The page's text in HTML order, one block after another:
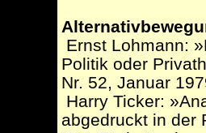
Ernst Lohmann:
Politik oder
Nr. 52, Januar
Harry Ticker:
abgedruckt in der